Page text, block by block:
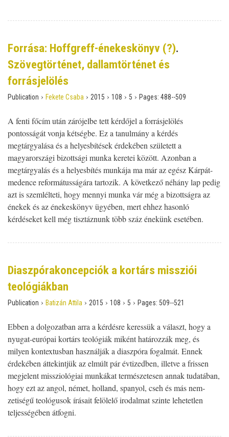
Forrása: Hoffgreff-énekeskönyv (?).
Szövegtörténet, dallamtörténet és
forrásjelölés
Publication › Fekete Csaba › 2015 › 108 › 5 › Pages: 488--509
A fenti főcím után zárójelbe tett kérdőjel a forrásjelölés
pontosságát vonja kétségbe. Ez a tanulmány a kérdés
megtárgyalása és a helyesbítések érdekében született a
magyarországi bizottsági munka keretei között. Azonban a
megtár­gyalás és a helyesbítés munkája ma már az egész Kárpát-
medence reformátusságára tartozik. A következő néhány lap pedig
azt is szemlélteti, hogy mennyi munka vár még a bizottságra az
énekek és az énekeskönyv ügyében, mert eh­hez hasonló
kérdéseket kell még tisztáznunk több száz énekünk esetében.
Diaszpórakoncepciók a kortárs missziói
teológiákban
Publication › Batizán Attila › 2015 › 108 › 5 › Pages: 509--521
Ebben a dolgozatban arra a kérdésre keressük a választ, hogy a
nyugat­-európai kortárs teológiák miként határozzák meg, és
milyen kontextus­ban használják a diaszpóra fogalmát. Ennek
érdekében áttekintjük az elmúlt pár évtizedben, illetve a frissen
megjelent missziológiai munkákat természetesen annak tudatában,
hogy ezt az angol, német, holland, spanyol, cseh és más nem­
zetiségű teológusok írásait felölelő irodalmat szinte lehetetlen
teljességében át­fogni.